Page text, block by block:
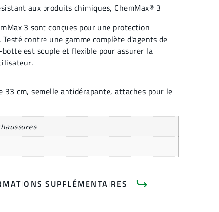
aux produits chimiques, ChemMax® 3
3 sont conçues pour une protection
contre une gamme complète d'agents de
est souple et flexible pour assurer la
33 cm, semelle antidérapante, attaches pour le
SUPPLÉMENTAIRES